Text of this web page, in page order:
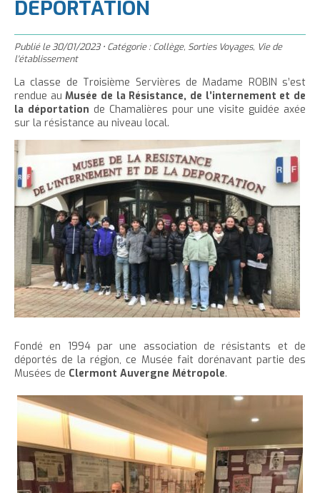
h
c
l
a
c
u
l
n
e
r
a
t
i
l
l
e
u
e
x
t
u
r
l
a
t
a
l
e
d
u
t
e
x
t
e
m
r
c
e
t
t
e
p
a
g
e
g
r
e
c
o
n
t
e
n
u
DÉPORTATION
Publié le30/01/2023 • Catégorie :Collège, Sorties Voyages, Vie de
l'établissement
La classe de Troisième Servières de Madame ROBIN s’est
rendue auMusée de la Résistance, de l’internement et de
la déportation de Chamalières pour une visite guidée axée
sur la résistance au niveau local.
Fondé en 1994 par une association de résistants et de
déportés de la région, ce Musée fait dorénavant partie des
Musées de Clermont Auvergne Métropole.